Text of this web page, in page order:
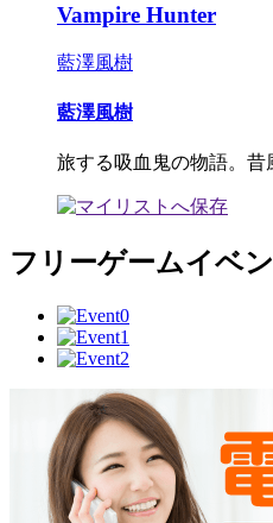
Vampire Hunter
藍澤風樹
藍澤風樹
旅する吸血鬼の物語。
フリーゲームイベ